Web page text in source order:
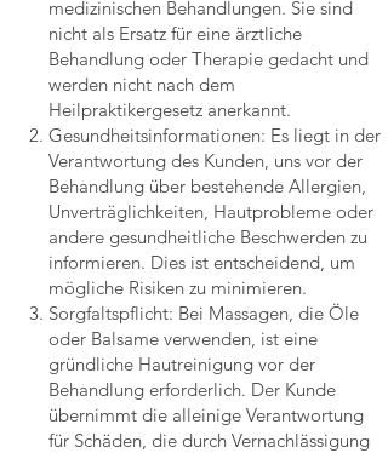
medizinischen Behandlungen. Sie sind
nicht als Ersatz für eine ärztliche
Behandlung oder Therapie gedacht und
werden nicht nach dem
Heilpraktikergesetz anerkannt.
Gesundheitsinformationen: Es liegt in der
Verantwortung des Kunden, uns vor der
Behandlung über bestehende Allergien,
Unverträglichkeiten, Hautprobleme oder
andere gesundheitliche Beschwerden zu
informieren. Dies ist entscheidend, um
mögliche Risiken zu minimieren.
Sorgfaltspflicht: Bei Massagen, die Öle
oder Balsame verwenden, ist eine
gründliche Hautreinigung vor der
Behandlung erforderlich. Der Kunde
übernimmt die alleinige Verantwortung
für Schäden, die durch Vernachlässigung